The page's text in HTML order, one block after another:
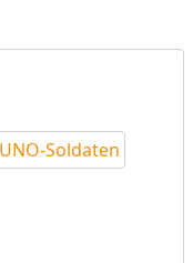
UNO-Soldaten